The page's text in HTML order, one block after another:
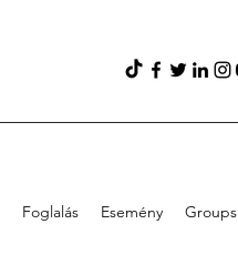
Foglalás Esemény Groups